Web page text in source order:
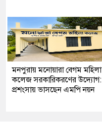
মনপুরায় মনোয়ারা বেগম মহিলা
কলেজ সরকারিকরণের উদ্যোগ:
প্রশংসায় ভাসছেন এমপি নয়ন